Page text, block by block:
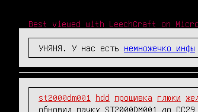
Best viewed with LeechCraft on
УНЯНЯ. У нас есть немножечко инфы
st2000dm001 hdd прошивка глюки
обновил пачку ST2000DM001 до СС29